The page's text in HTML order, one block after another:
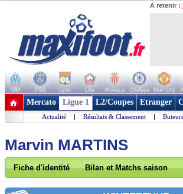
A retenir :
OM PSG Lyon Lille Monaco Chelsea Man Utd
+ de clubs
Mercato Ligue 1 L2/Coupes Etranger
Actualité | Résultats & Classement | Buteurs
Marvin MARTINS
Fiche d'identité Bilan et Matchs saison